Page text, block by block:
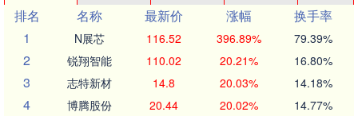
排名
名称 最新价 涨幅
换手率
1
N展芯 116.52 396.89% 79.39%
2 锐翔智能 110.02 20.21% 16.80%
3 志特新材 14.8 20.03% 14.18%
4 博腾股份 20.44 20.02% 14.77%